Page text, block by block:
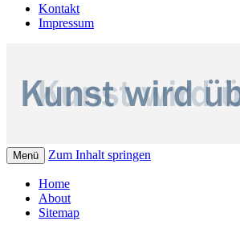
Kontakt
Impressum
Menü Zum Inhalt springen
Home
About
Sitemap